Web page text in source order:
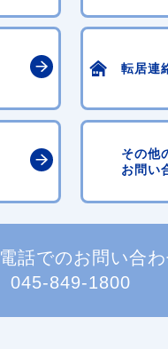
転居連
その他
お問い
電話でのお問い合
045-849-1800